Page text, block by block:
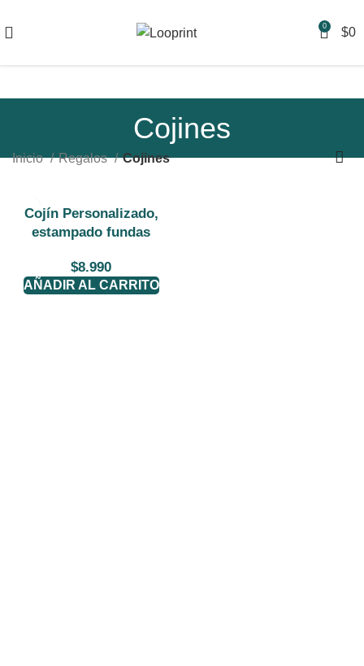
0 $0
Cojines
Inicio Regalos Cojines
Cojín Personalizado,
estampado fundas
$8.990
AÑADIR AL CARRITO